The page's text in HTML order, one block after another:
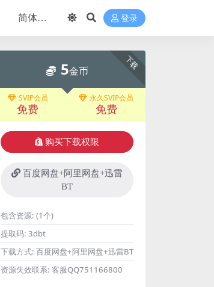
登录
下载
5金币
SVIP会员
免费
永久SVIP会员
免费
购买下载权限
百度网盘+阿里网盘+迅雷
BT
包含资源: (1个)
提取码: 3dbt
下载方式: 百度网盘+阿里网盘+迅雷BT
资源失效联系: 客服QQ751166800